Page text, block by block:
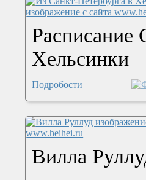
Расписание
Хельсинки
Подробости
Вилла